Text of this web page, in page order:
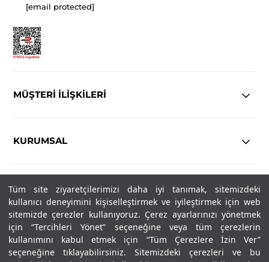
Tüm site ziyaretçilerimizi daha iyi tanımak, sitemizdeki
kullanıcı deneyimini kişiselleştirmek ve iyileştirmek için web
sitemizde çerezler kullanıyoruz. Çerez ayarlarınızı yönetmek
için “Tercihleri Yönet” seçeneğine veya tüm çerezlerin
kullanımını kabul etmek için “Tüm Çerezlere İzin Ver”
seçeneğine tıklayabilirsiniz. Sitemizdeki çerezleri ve bu
[email protected]
MÜŞTERİ İLİŞKİLERİ
KURUMSAL
YASAL
Copyright© 2025 IN-FORMAL Tüm hakları saklıdır.
SOSYAL MEDYA